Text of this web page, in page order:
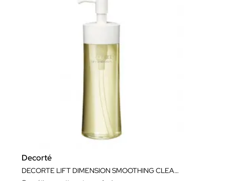
Decorté
DECORTE LIFT DIMENSION SMOOTHING CLEANSING OIL 200ML